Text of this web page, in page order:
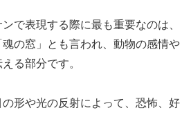
で表現する際に最も重要なのは、
の窓」とも言われ、動物の感情や
る部分です。
形や光の反射によって、恐怖、好